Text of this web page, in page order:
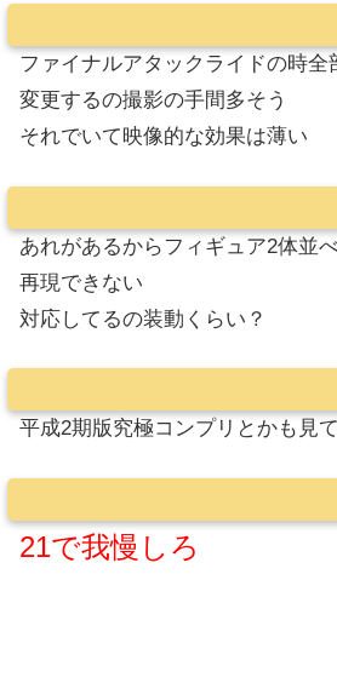
ファイナルアタックライドの時全
変更するの撮影の手間多そう
それでいて映像的な効果は薄い
あれがあるからフィギュア2体並
再現できない
対応してるの装動くらい？
平成2期版究極コンプリとかも見
21で我慢しろ